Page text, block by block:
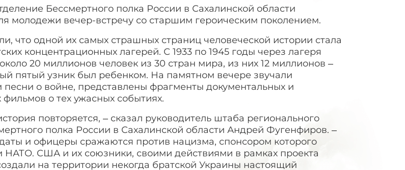
Бессмертного полка России в Сахалинской области
молодежи вечер-встречу со старшим героическим поколением.
что одной их самых страшных страниц человеческой истории стала
концентрационных лагерей. С 1933 по 1945 годы через лагеря
20 миллионов человек из 30 стран мира, из них 12 миллионов –
пятый узник был ребенком. На памятном вечере звучали
песни о войне, представлены фрагменты документальных и
о тех ужасных событиях.
повторяется, – сказал руководитель штаба регионального
полка России в Сахалинской области Андрей Фугенфиров. –
и офицеры сражаются против нацизма, спонсором которого
США и их союзники, своими действиями в рамках проекта
на территории некогда братской Украины настоящий